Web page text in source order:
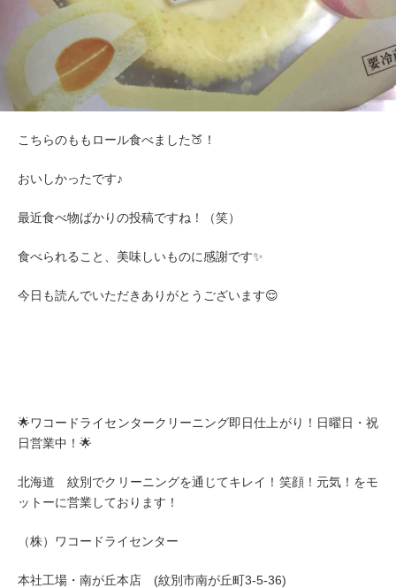
こちらのももロール食べました🍑！
おいしかったです♪
最近食べ物ばかりの投稿ですね！（笑）
食べられること、美味しいものに感謝です✨
今日も読んでいただきありがとうございます😌
🌟ワコードライセンタークリーニング即日仕上がり！日曜日・祝
日営業中！🌟
北海道 紋別でクリーニングを通じてキレイ！笑顔！元気！をモ
ットーに営業しております！
（株）ワコードライセンター
本社工場・南が丘本店 (紋別市南が丘町3-5-36)